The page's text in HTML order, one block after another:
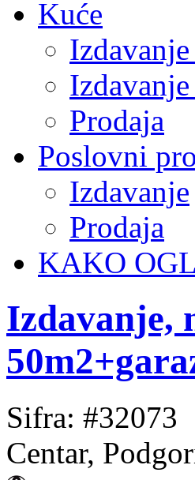
Kuće
Prodaja
Poslovni
Izdavanje
Prodaja
KAKO
Izdavanje,
Sifra: #32073
Centar,